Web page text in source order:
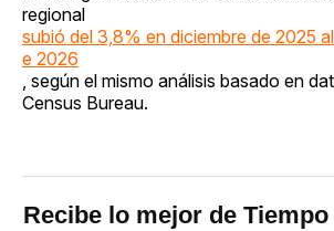
regional
subió del 3,8% en diciembre de 2025
e 2026
, según el mismo análisis basado en
Census Bureau.
Recibe lo mejor de